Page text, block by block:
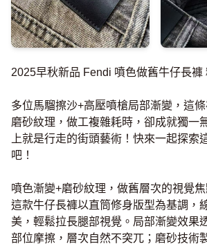
2025早秋新品 Fendi 噴色做舊牛仔長褲
多位馬騮擦沙+高壓噴槍局部漸變，這
磨砂紋理，做工複雜耗時，卻成就獨一
上就是行走的街頭藝術！快來一起探索
吧！
噴色漸變+磨砂紋理，做舊層次的視覺
這款牛仔長褲以直筒修身版型為基調，
美，輕鬆拉長腿部視覺。局部漸變效果
部位摩擦，層次自然不突兀；磨砂技術